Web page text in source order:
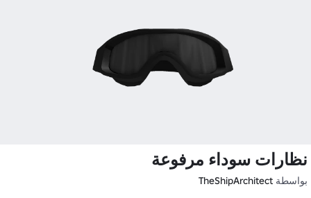
نظارات سوداء مرفوعة
بواسطة TheShipArchitect